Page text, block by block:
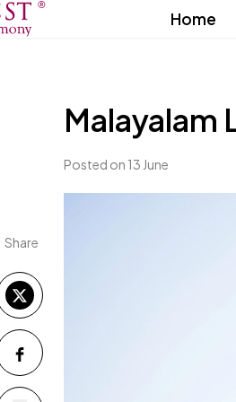
Home
Malayalam
Posted on 13 June
Share